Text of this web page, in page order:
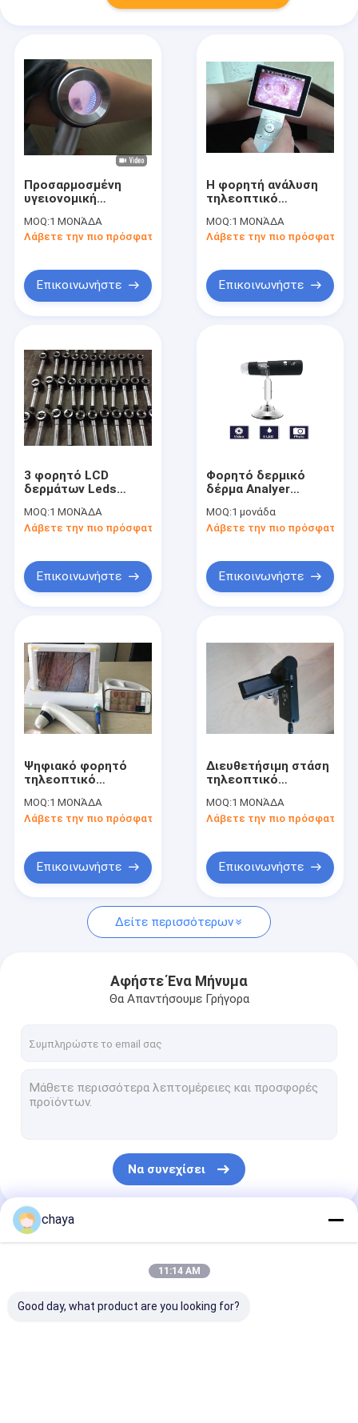
Προϊόντα
Περίπου εμείς
Γύρος εργοστασίων
Ειδήσεις
Περιπτώσεις
φορητός ανιχνευτής υπερήχου
Κτηνιατρική σαρωτής υπερήχων
ψηφιακή συσκευή ανάλυσης δερμάτων
Προσωπικός προστατευτικός εξοπλισμός PPE
Ψηφιακό τηλεοπτικό ωτοσκόπιο
Προσαρμοσμένη
υγειονομική
ιατρικό
Dermatoscope για
δερμάτων
MOQ:1 ΜΟΝΆΔΑ
Λάβετε την πιο πρόσφατη τιμή
Επικοινωνήστε
Η φορητή ανάλυση
τηλεοπτικό
δερμάτων και τρίχας
με 3.5 μετρά το
ίντσες
MOQ:1 ΜΟΝΆΔΑ
Λάβετε την πιο πρόσφατη
Επικοινωνήστε
3 φορητό LCD
δερμάτων Leds
Dermatoscope
μικροσκόπιο
MOQ:1 ΜΟΝΆΔΑ
Λάβετε την πιο πρόσφατη τιμή
Επικοινωνήστε
Φορητό δερμικό
δέρμα Analyer
σύνδεση WIFI και την
υψηλή τηλεοπτική
MOQ:1 μονάδα
Λάβετε την πιο πρόσφατη
Επικοινωνήστε
Ψηφιακό φορητό
τηλεοπτικό
την οθόνη 1,4,9 8
ίντσας επίδειξη
MOQ:1 ΜΟΝΆΔΑ
Λάβετε την πιο πρόσφατη τιμή
Επικοινωνήστε
Διευθετήσιμη στάση
τηλεοπτικό
φορητό ψηφιακό
Dermatoscope με το
MOQ:1 ΜΟΝΆΔΑ
Λάβετε την πιο πρόσφατη
Επικοινωνήστε
Δείτε περισσότερων
Αφήστε Ένα Μήνυμα
Θα Απαντήσουμε Γρήγορα
Να συνεχίσει
Οι Κατηγορίες Μας
chaya
11:14 AM
Good day, what product are you looking for?